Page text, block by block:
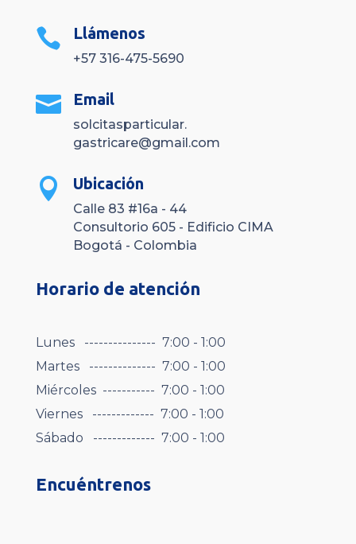
 Llámenos
+57 316-475-5690
 Email
solcitasparticular.
gastricare@gmail.com
 Ubicación
Calle 83 #16a - 44
Consultorio 605 - Edificio CIMA
Bogotá - Colombia
Horario de atención
Lunes --------------- 7:00 - 1:00
Martes -------------- 7:00 - 1:00
Miércoles ----------- 7:00 - 1:00
Viernes ------------- 7:00 - 1:00
Sábado ------------- 7:00 - 1:00
Encuéntrenos